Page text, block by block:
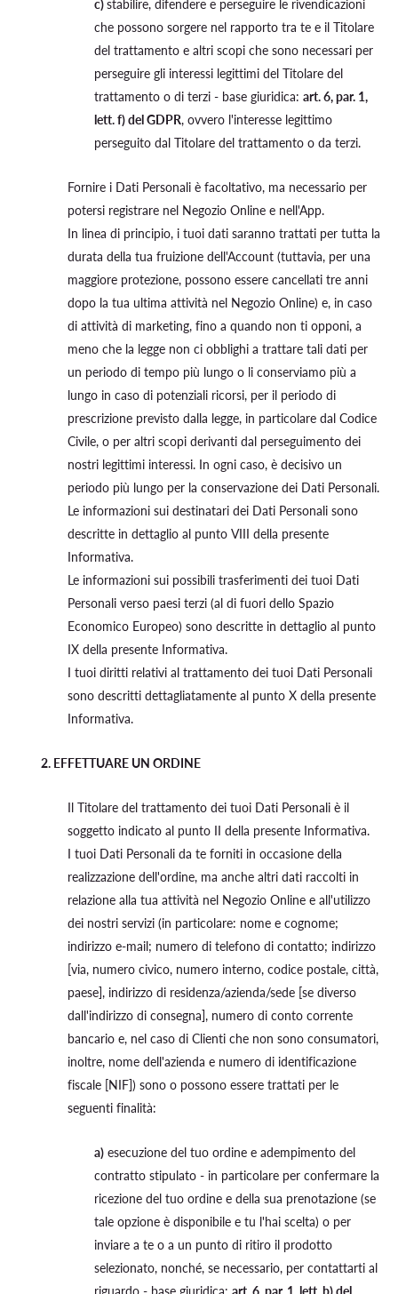
c)stabilire, difendere e perseguire le rivendicazioni
che possono sorgere nel rapporto tra te e il Titolare
del trattamento e altri scopi che sono necessari per
perseguire gli interessi legittimi del Titolare del
trattamento o di terzi - base giuridica: art. 6, par. 1,
lett. f) del GDPR, ovvero l'interesse legittimo
perseguito dal Titolare del trattamento o da terzi.
Fornire i Dati Personali è facoltativo, ma necessario per
potersi registrare nel Negozio Online e nell'App.
In linea di principio, i tuoi dati saranno trattati per tutta la
durata della tua fruizione dell'Account (tuttavia, per una
maggiore protezione, possono essere cancellati tre anni
dopo la tua ultima attività nel Negozio Online) e, in caso
di attività di marketing, fino a quando non ti opponi, a
meno che la legge non ci obblighi a trattare tali dati per
un periodo di tempo più lungo o li conserviamo più a
lungo in caso di potenziali ricorsi, per il periodo di
prescrizione previsto dalla legge, in particolare dal Codice
Civile, o per altri scopi derivanti dal perseguimento dei
nostri legittimi interessi. In ogni caso, è decisivo un
periodo più lungo per la conservazione dei Dati Personali.
Le informazioni sui destinatari dei Dati Personali sono
descritte in dettaglio al punto VIII della presente
Informativa.
Le informazioni sui possibili trasferimenti dei tuoi Dati
Personali verso paesi terzi (al di fuori dello Spazio
Economico Europeo) sono descritte in dettaglio al punto
IX della presente Informativa.
I tuoi diritti relativi al trattamento dei tuoi Dati Personali
sono descritti dettagliatamente al punto X della presente
Informativa.
2. EFFETTUARE UN ORDINE
Il Titolare del trattamento dei tuoi Dati Personali è il
soggetto indicato al punto II della presente Informativa.
I tuoi Dati Personali da te forniti in occasione della
realizzazione dell'ordine, ma anche altri dati raccolti in
relazione alla tua attività nel Negozio Online e all'utilizzo
dei nostri servizi (in particolare: nome e cognome;
indirizzo e-mail; numero di telefono di contatto; indirizzo
[via, numero civico, numero interno, codice postale, città,
paese], indirizzo di residenza/azienda/sede [se diverso
dall'indirizzo di consegna], numero di conto corrente
bancario e, nel caso di Clienti che non sono consumatori,
inoltre, nome dell'azienda e numero di identificazione
fiscale [NIF]) sono o possono essere trattati per le
seguenti finalità:
a) esecuzione del tuo ordine e adempimento del
contratto stipulato - in particolare per confermare la
ricezione del tuo ordine e della sua prenotazione (se
tale opzione è disponibile e tu l'hai scelta) o per
inviare a te o a un punto di ritiro il prodotto
selezionato, nonché, se necessario, per contattarti al
riguardo - base giuridica: art. 6, par. 1, lett. b) del